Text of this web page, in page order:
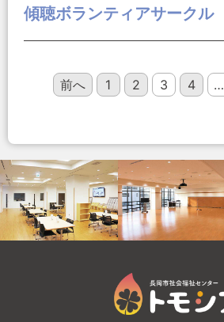
傾聴ボランティアサークル
前へ 1 2 3 4 …